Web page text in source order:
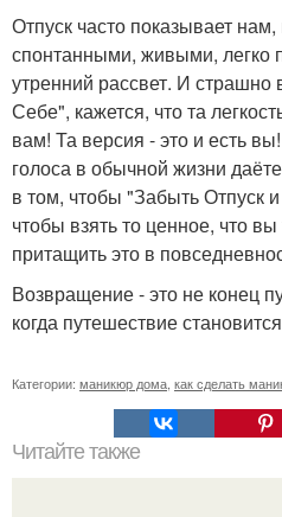
Отпуск часто показывает
спонтанными, живыми,
утренний рассвет. И страшно
Себе", кажется, что та
вам! Та версия - это и есть
голоса в обычной жизни
в том, чтобы "Забыть Отпуск
чтобы взять то ценное, что
притащить это в
Возвращение - это не конец
когда путешествие
Категории: маникюр дома как сделать
Читайте также